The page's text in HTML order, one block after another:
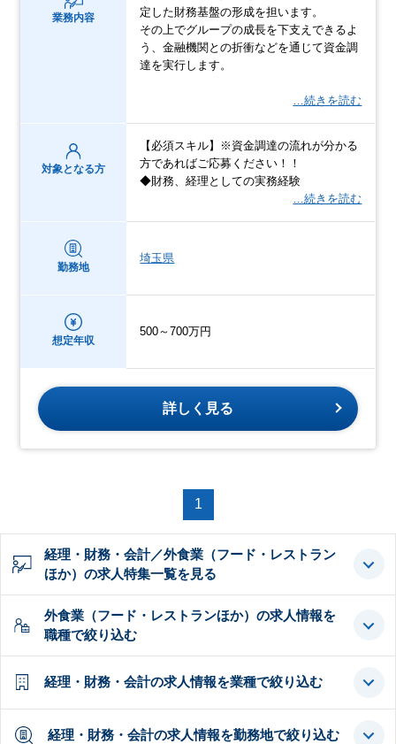
業務内容
定した財務基盤の形成を担います。
その上でグループの成長を下支えできるよ
う、金融機関との折衝などを通じて資金調
達を実行します。
…続きを読む
対象となる方
【必須スキル】※資金調達の流れが分かる
方であればご応募ください！！
◆財務、経理としての実務経験
…続きを読む
勤務地
埼玉県
想定年収
500～700万円
詳しく見る
1
経理・財務・会計／外食業（フード・レストラン
ほか）の求人特集一覧を見る
外食業（フード・レストランほか）の求人情報を
職種で絞り込む
経理・財務・会計の求人情報を業種で絞り込む
経理・財務・会計の求人情報を勤務地で絞り込む